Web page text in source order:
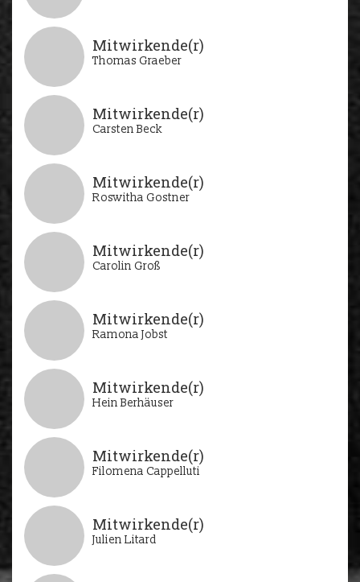
Mitwirkende(r)
Thomas Graeber
Mitwirkende(r)
Carsten Beck
Mitwirkende(r)
Roswitha Gostner
Mitwirkende(r)
Carolin Groß
Mitwirkende(r)
Ramona Jobst
Mitwirkende(r)
Hein Berhäuser
Mitwirkende(r)
Filomena Cappelluti
Mitwirkende(r)
Julien Litard